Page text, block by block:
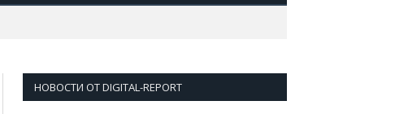
НОВОСТИ ОТ DIGITAL-REPORT